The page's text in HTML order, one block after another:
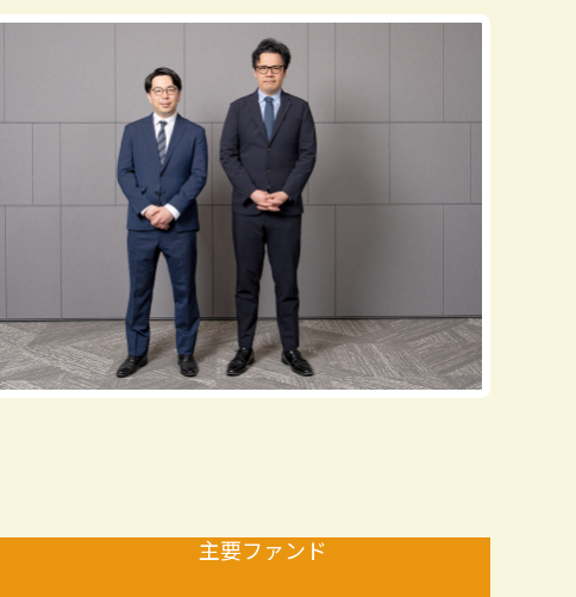
主要ファンド